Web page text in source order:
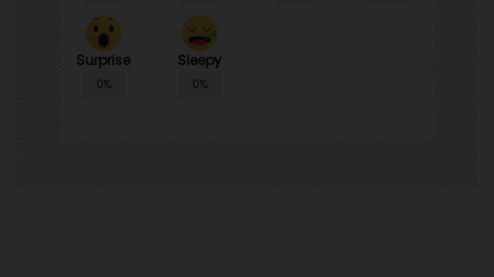
Surprise
0%
Sleepy
0%